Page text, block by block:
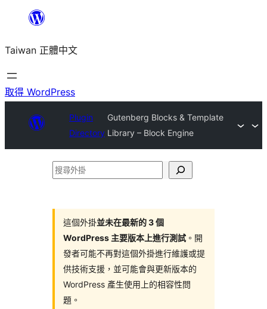
主
要
內
Taiwan 正體中文
取得 WordPress
Plugin
Directory
Gutenberg Blocks & Template
Library – Block Engine
搜
這個外掛並未在最新的 3 個
WordPress 主要版本上進行測試 。開
發者可能不再對這個外掛進行維護或提
供技術支援，並可能會與更新版本的
WordPress 產生使用上的相容性問
題。